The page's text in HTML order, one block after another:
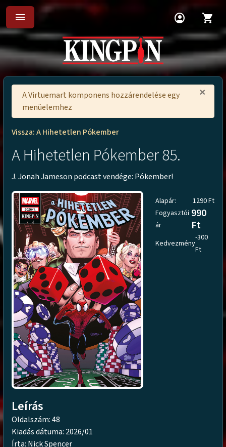
menu account_circle shopping_cart
×
A Virtuemart komponens hozzárendelése egy
menüelemhez
Vissza: A Hihetetlen Pókember
A Hihetetlen Pókember 85.
J. Jonah Jameson podcast vendége: Pókember!
Alapár:
1290 Ft
Fogyasztói
ár
990
Ft
Kedvezmény
-300
Ft
Leírás
Oldalszám: 48
Kiadás dátuma: 2026/01
Írta: Nick Spencer